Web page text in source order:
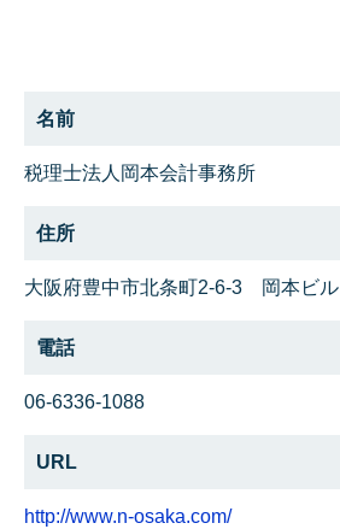
名前
税理士法人岡本会計事務所
住所
大阪府豊中市北条町2-6-3 岡本ビル
電話
06-6336-1088
URL
http://www.n-osaka.com/